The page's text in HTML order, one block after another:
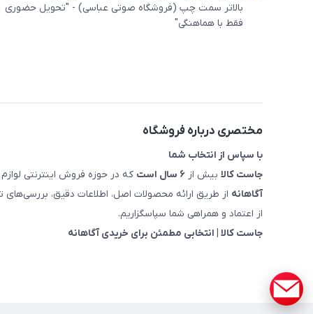
بالاتر سمت چپ (فروشگاه صوتی عباسی) - "تحویل حضوری
فقط با هماهنگی"
مختصری درباره فروشگاه
با سپاس از انتخاب شما
جاست کالا بیش از ۶ سال است که در حوزه فروش اینترنتی
آگاهانه از طریق ارائه محصولات اصل، اطلاعات دقیق،
از اعتماد و همراهی شما سپاسگزاریم.
جاست کالا | انتخابی مطمئن برای خریدی آگاهانه